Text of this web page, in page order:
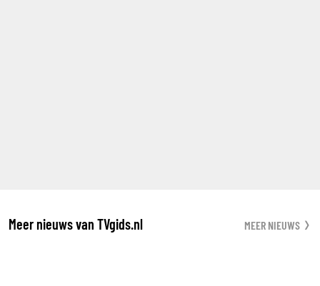
Meer nieuws van TVgids.nl MEER NIEUWS